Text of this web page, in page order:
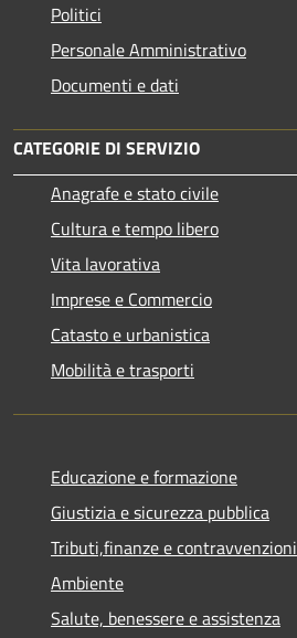
Politici
Personale Amministrativo
Documenti e dati
CATEGORIE DI SERVIZIO
Anagrafe e stato civile
Cultura e tempo libero
Vita lavorativa
Imprese e Commercio
Catasto e urbanistica
Mobilità e trasporti
Educazione e formazione
Giustizia e sicurezza pubblica
Tributi,finanze e contravvenzioni
Ambiente
Salute, benessere e assistenza